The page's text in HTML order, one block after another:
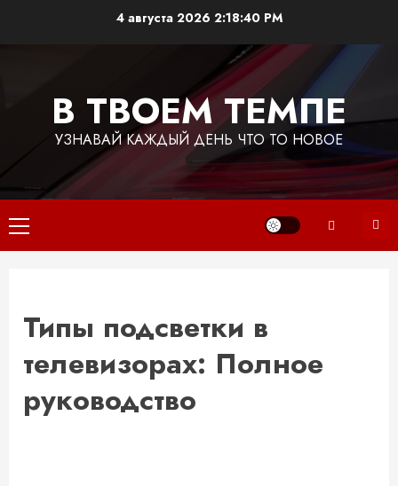
4 августа 20262:18:41 PM
В ТВОЕМ ТЕМПЕ
УЗНАВАЙ КАЖДЫЙ ДЕНЬ ЧТО ТО НОВОЕ
Основное
меню
Типы подсветки в
телевизорах: Полное
руководство